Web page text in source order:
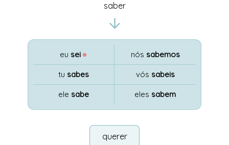
saber
eu sei ●
tu sabes
ele sabe
nós sabemos
vós sabeis
eles sabem
querer